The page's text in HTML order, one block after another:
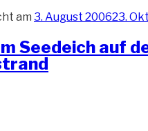
am 3. August 200623.
Seedeich auf